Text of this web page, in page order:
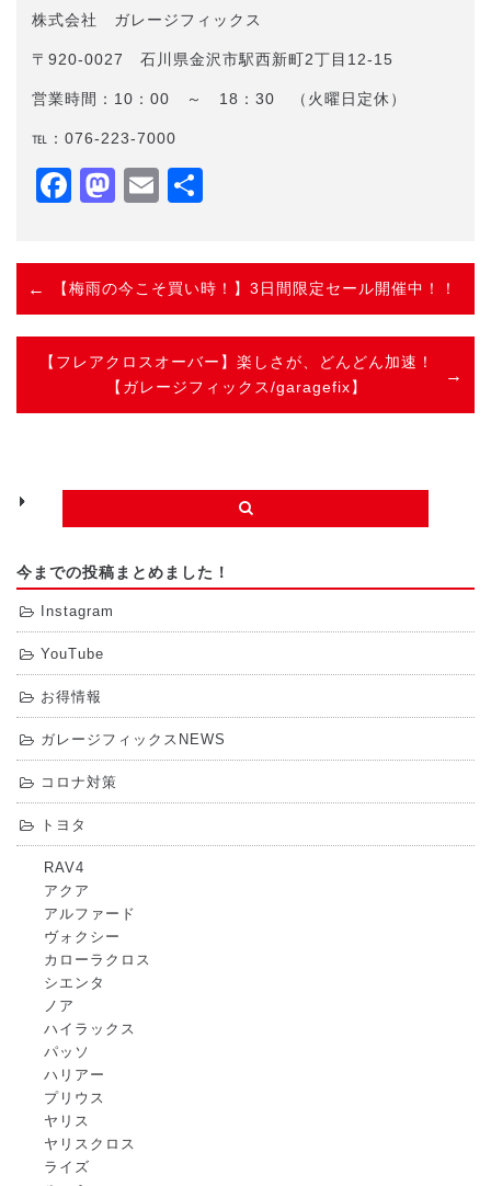
株式会社 ガレージフィックス
〒920-0027 石川県金沢市駅西新町2丁目12-15
営業時間：10：00 ～ 18：30 （火曜日定休）
℡：076-223-7000
Facebook
Mastodon
Email
【梅雨の今こそ買い時！】3日間限定セール開催中！！
【フレアクロスオーバー】楽しさが、どんどん加速！
【ガレージフィックス/garagefix】
今までの投稿まとめました！
Instagram
YouTube
お得情報
ガレージフィックスNEWS
コロナ対策
トヨタ
RAV4
アクア
アルファード
ヴォクシー
カローラクロス
シエンタ
ノア
ハイラックス
パッソ
ハリアー
プリウス
ヤリス
ヤリスクロス
ライズ